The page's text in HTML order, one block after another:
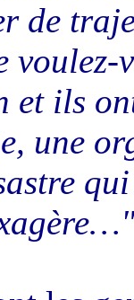
de
voulez-
et ils
une